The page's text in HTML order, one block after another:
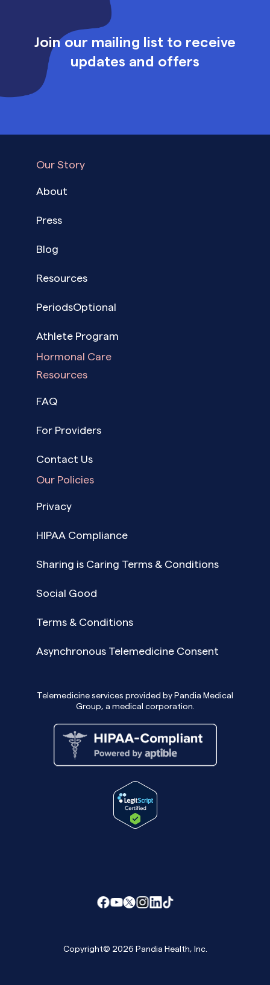
Join our mailing list to receive
updates and offers
Our Story
About
Press
Blog
Resources
PeriodsOptional
Athlete Program
Hormonal Care
Resources
FAQ
For Providers
Contact Us
Our Policies
Privacy
HIPAA Compliance
Sharing is Caring Terms & Conditions
Social Good
Terms & Conditions
Asynchronous Telemedicine Consent
Telemedicine services provided by Pandia Medical
Group, a medical corporation.
Copyright© 2026 Pandia Health, Inc.